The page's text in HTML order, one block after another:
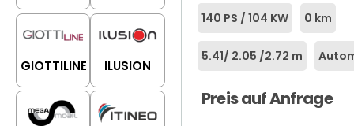
GIOTTILINE ILUSION
140 PS / 104 KW 0 km
5.41/ 2.05 /2.72 m
Preis auf Anfrage